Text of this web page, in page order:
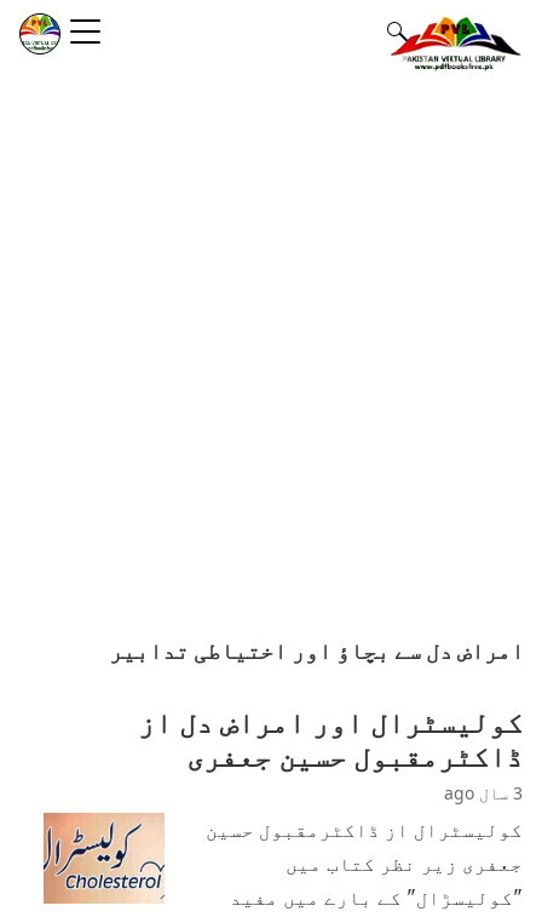
امراض دل سے بچاؤ اور اختیاطی تدابیر
کولیسٹرال اور امراض دل از
ڈاکٹرمقبول حسین جعفری
3 سال ago
کولیسٹرال از ڈاکٹرمقبول حسین
جعفری زیر نظر کتاب میں
"کولیسڑال" کے بارے میں مفید